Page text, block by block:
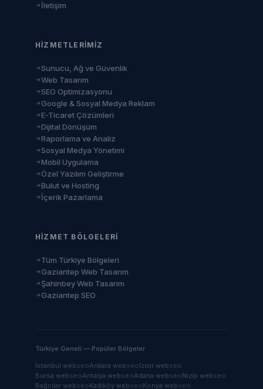
İletişim
HIZMETLERIMIZ
Sunucu, Ağ ve Güvenlik
Web Tasarım
SEO Optimizasyonu
Google & Sosyal Medya Reklam
E-Ticaret Çözümleri
Dijital Dönüşüm
Raporlama ve Analiz
Sosyal Medya Yönetimi
Mobil Uygulama
Özel Yazılım Geliştirme
Bulut ve Hosting
İçerik Pazarlama
HIZMET BÖLGELERI
Tüm Türkiye Bölgeleri
Gaziantep Web Tasarım
Şahinbey Web Tasarım
Gaziantep SEO
Türkiye Geneli — Popüler Bölgeler
İstanbul webseoAnkara webseoİzmir webseo
Bursa webseoAntalya webseoAdana webseoNizip webseo
Bağcılar webseoKadıköy webseoKonya webseo